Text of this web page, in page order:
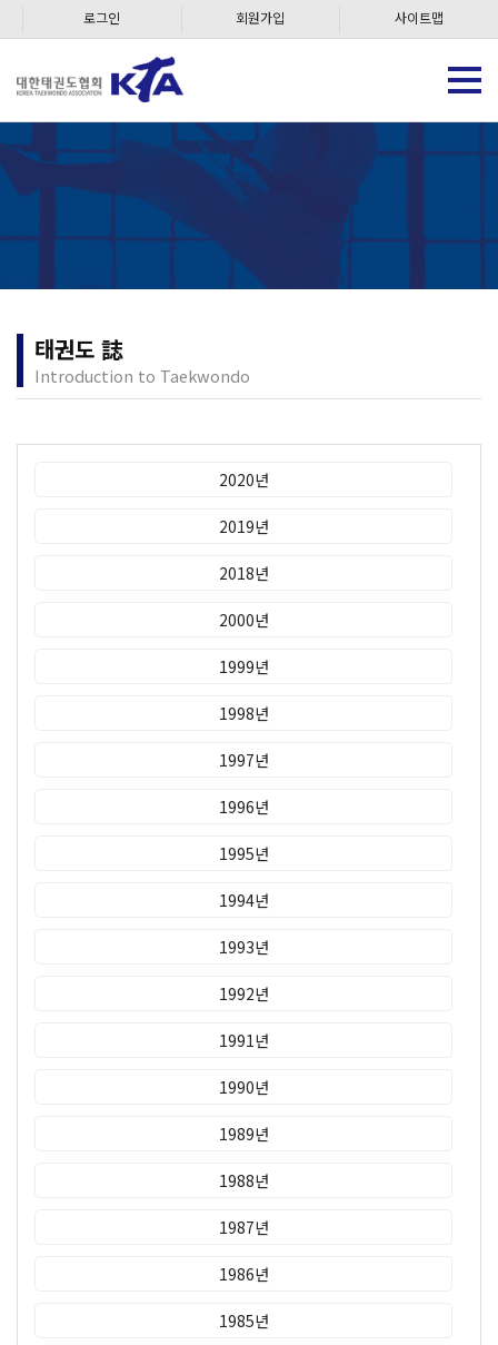
로그인 회원가입 사이트맵
태권도 誌
Introduction to Taekwondo
2020년
2019년
2018년
2000년
1999년
1998년
1997년
1996년
1995년
1994년
1993년
1992년
1991년
1990년
1989년
1988년
1987년
1986년
1985년